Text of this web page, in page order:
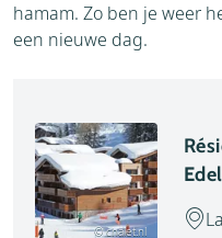
hamam. Zo ben je weer
een nieuwe dag.
© chalet.nl